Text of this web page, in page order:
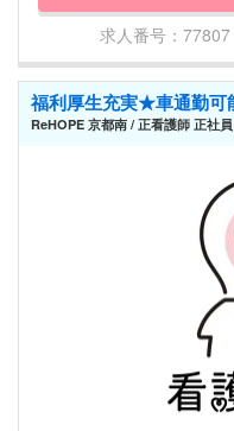
求人番号：
福利厚生充実★車通勤
ReHOPE 京都南 / 正看護師 正社員